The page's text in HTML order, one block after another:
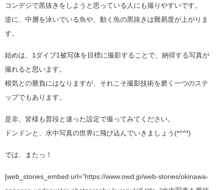
コンデジで黒抜きをしようと思っている人にも撮りやすいです。
逆に、中層を泳いでいる魚や、動く魚の黒抜きは難易度が上がりま
す。
始めは、1ダイブ1被写体を目標に撮影することで、納得する写真が
撮れると思います。
根気との勝負にはなりますが、それこそ撮影技術を磨く一つのステ
ップでもあります。
是非、皆様も普段と違った設定で撮ってみてください。
ドンドンと、水中写真の世界に飛び込んでいきましょう(*^^*)
では、またっ！
[web_stories_embed url=”https://www.owd.jp/web-stories/okinawa-